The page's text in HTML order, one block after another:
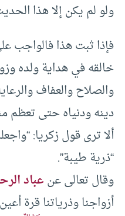
ولو لم يكن إلا هذا
فإذا ثبت هذا فالواجب
خالقه في هداية ولده
والصلاح والعفاف
دينه ودنياه حتى تعظم
“ذرية طيبة”.
وقال تعالى عنعباد
أزواجنا وذرياتنا قرة أعين